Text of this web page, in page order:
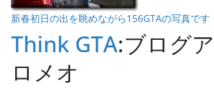
新春初日の出を眺めながら156GTAの写真です
Think GTA:ブログ
ロメオ